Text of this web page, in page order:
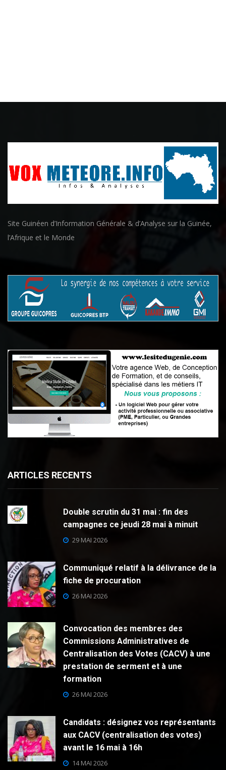
Site Guinéen d’Information Générale & d’Analyse sur la Guinée,
l’Afrique et le Monde
ARTICLES RECENTS
Double scrutin du 31 mai : fin des
campagnes ce jeudi 28 mai à minuit
29 MAI 2026
Communiqué relatif à la délivrance de la
fiche de procuration
26 MAI 2026
Convocation des membres des
Commissions Administratives de
Centralisation des Votes (CACV) à une
prestation de serment et à une
formation
26 MAI 2026
Candidats : désignez vos représentants
aux CACV (centralisation des votes)
avant le 16 mai à 16h
14 MAI 2026